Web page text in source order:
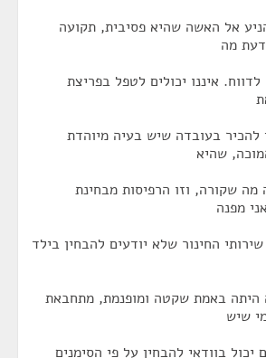
אל האשה שהיא פסיבית, תקועה
מה
איננו יכולים לטפל בפריצת
להכיר בעובדה שיש בעיה מיוהדת
שהיא
מה שקורה, וזו הרפיסות מבחינת
מפנה
החינור שלא יודעים להבחין בילד
באמת שקטה ומופנמת, מתחבאת
שיש
יכול בוודאי להבחין על פי הסימנים